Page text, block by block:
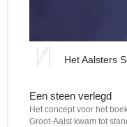
Het Aalsters
Een steen verlegd
Het concept voor het
Groot-Aalst kwam tot